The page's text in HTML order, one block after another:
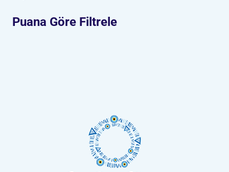
Puana Göre Filtrele